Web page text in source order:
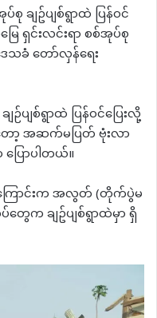
ချဥ်ပျစ်ရွာထဲ ပြန်ဝင်
ရှင်းလင်းရာ စစ်အုပ်စု
ခံ တော်လှန်ရေး
ျစ်ရွာထဲ ပြန်ဝင်ပြေးလို့
ော့ အဆက်မပြတ် ဗုံးလာ
ြောပါတယ်။
ကြောင်းက အလွတ် (တိုက်ပွဲမ
ေက ချဥ်ပျစ်ရွာထဲမှာ ရှိ